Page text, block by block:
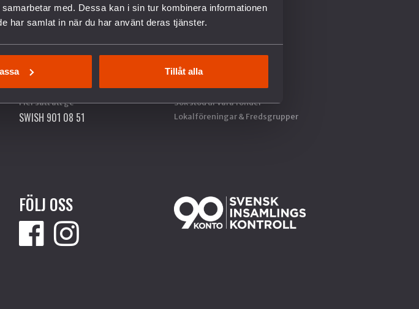
med. Dessa kan i sin tur kombinera informationen
har samlat in när du har använt deras tjänster.
Tillåt alla
Bli medlem
Gåvoshop
Skänk en minnesgåva
Företagsgåva
Fler sätt att ge
SWISH 901 08 51
Aldrig mer kärnvapen
Kalendarium
Boka föreläsning
Starta en fredsgrupp
Sök stöd ur våra fonder
Lokalföreningar & Fredsgrupper
FÖLJ OSS